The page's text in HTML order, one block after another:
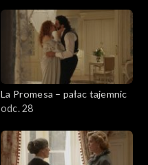
La Promesa – pałac tajemnic
odc. 28